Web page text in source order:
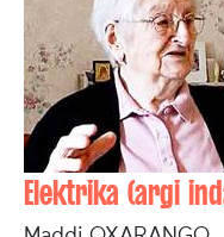
Elektrika (argi